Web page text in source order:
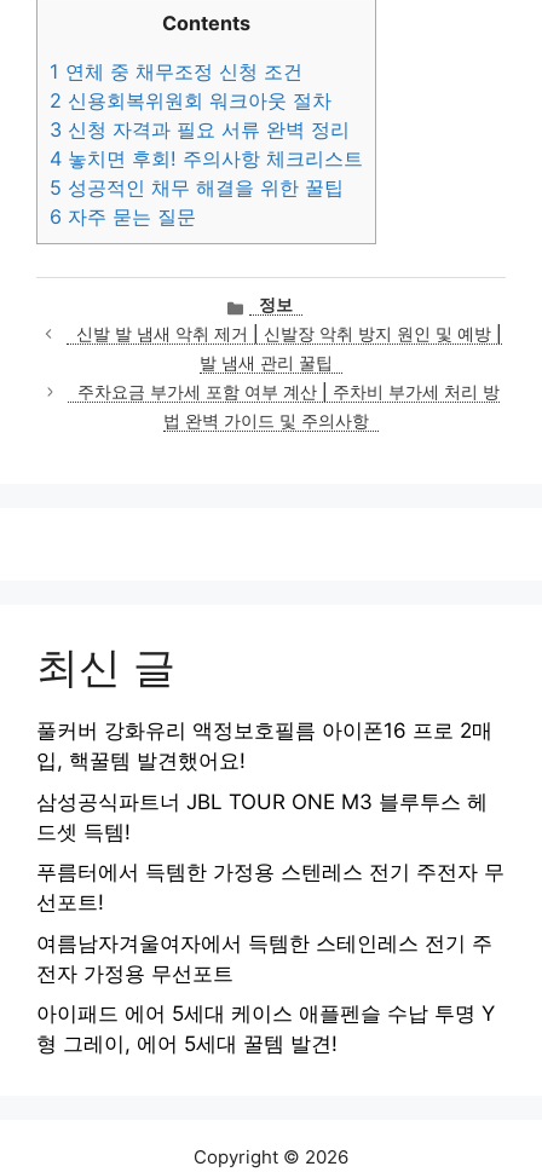
Contents
1 연체 중 채무조정 신청 조건
2 신용회복위원회 워크아웃 절차
3 신청 자격과 필요 서류 완벽 정리
4 놓치면 후회! 주의사항 체크리스트
5 성공적인 채무 해결을 위한 꿀팁
6 자주 묻는 질문
카
테
고
리
정보
신발 발 냄새 악취 제거 | 신발장 악취 방지 원인 및 예방 |
발 냄새 관리 꿀팁
주차요금 부가세 포함 여부 계산 | 주차비 부가세 처리 방
법 완벽 가이드 및 주의사항
최신 글
풀커버 강화유리 액정보호필름 아이폰16 프로 2매
입, 핵꿀템 발견했어요!
삼성공식파트너 JBL TOUR ONE M3 블루투스 헤
드셋 득템!
푸름터에서 득템한 가정용 스텐레스 전기 주전자 무
선포트!
여름남자겨울여자에서 득템한 스테인레스 전기 주
전자 가정용 무선포트
아이패드 에어 5세대 케이스 애플펜슬 수납 투명 Y
형 그레이, 에어 5세대 꿀템 발견!
Copyright © 2026